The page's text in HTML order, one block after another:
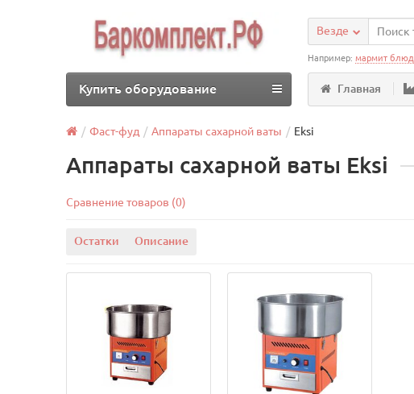
Везде
Например:мармит блюд
Главная
Купить оборудование
Фаст-фуд Аппараты сахарной ваты Eksi
Аппараты сахарной ваты Eksi
Сравнение товаров (0)
Остатки Описание